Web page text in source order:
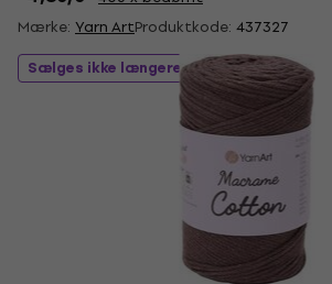
Mærke: Yarn ArtProduktkode: 437327
Sælges ikke længere